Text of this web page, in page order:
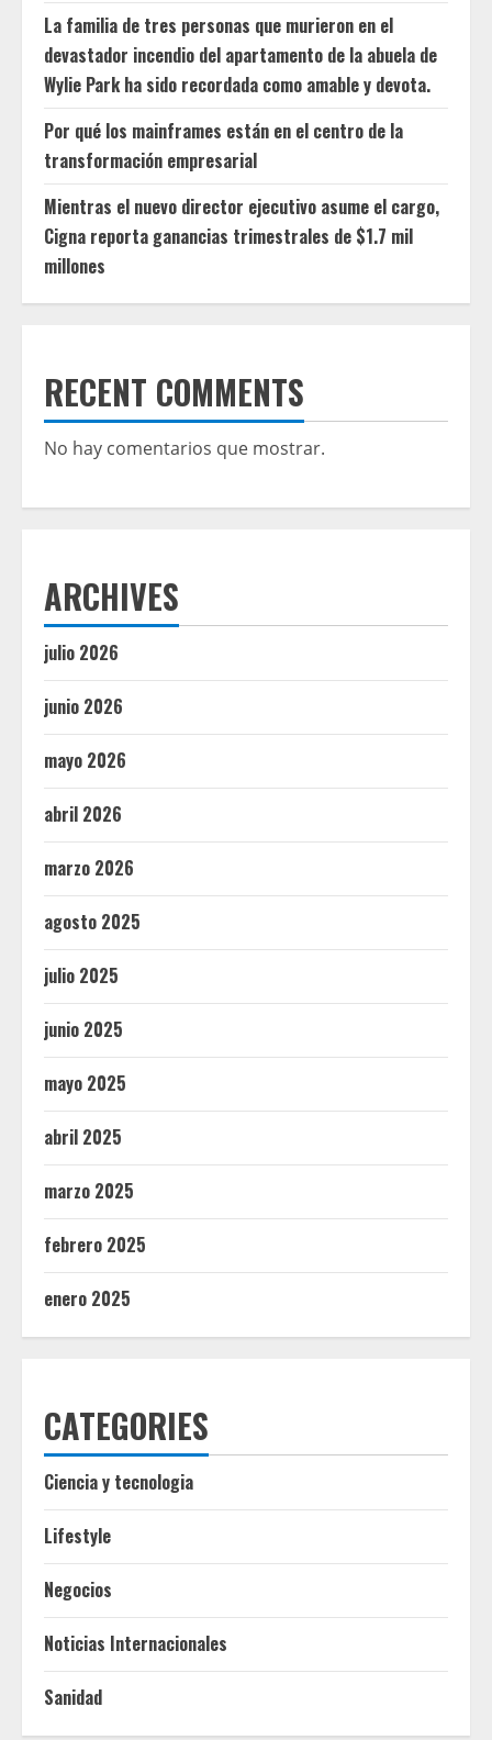
La familia de tres personas que murieron en el
devastador incendio del apartamento de la abuela de
Wylie Park ha sido recordada como amable y devota.
Por qué los mainframes están en el centro de la
transformación empresarial
Mientras el nuevo director ejecutivo asume el cargo,
Cigna reporta ganancias trimestrales de $1.7 mil
millones
RECENT COMMENTS
No hay comentarios que mostrar.
ARCHIVES
julio 2026
junio 2026
mayo 2026
abril 2026
marzo 2026
agosto 2025
julio 2025
junio 2025
mayo 2025
abril 2025
marzo 2025
febrero 2025
enero 2025
CATEGORIES
Ciencia y tecnologia
Lifestyle
Negocios
Noticias Internacionales
Sanidad